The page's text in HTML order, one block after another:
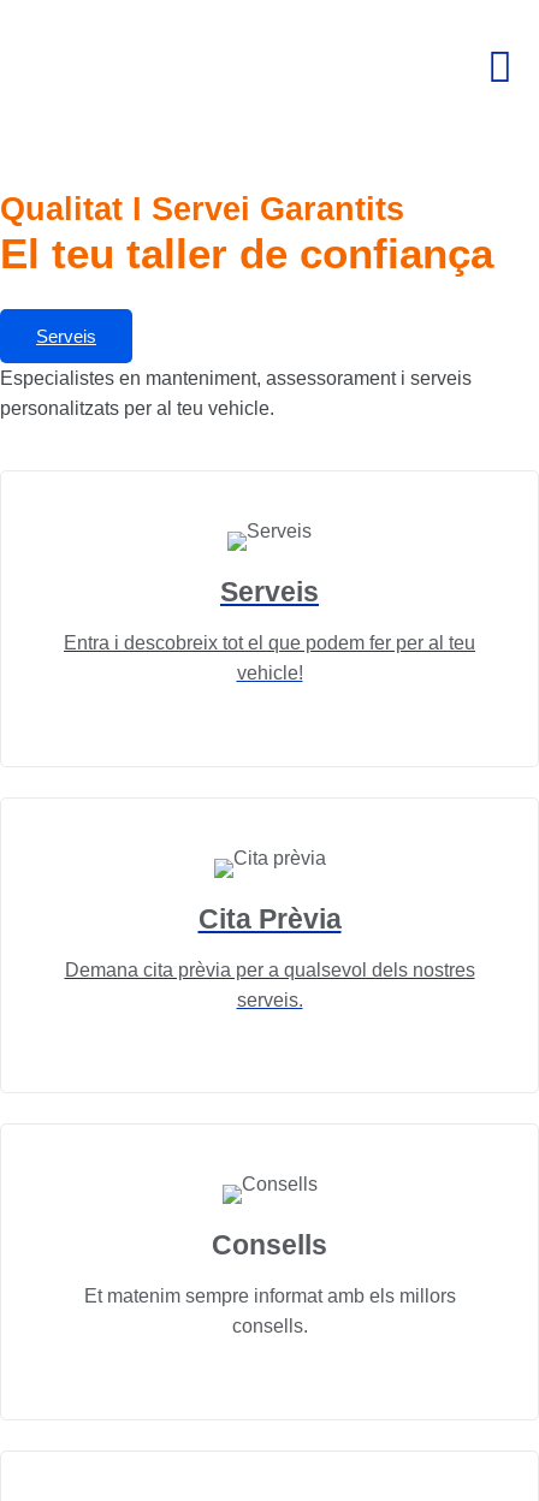
Qualitat I Servei Garantits
El teu taller de confiança
Serveis
Especialistes en manteniment, assessorament i serveis
personalitzats per al teu vehicle.
Serveis
Entra i descobreix tot el que podem fer per al teu
vehicle!
Cita Prèvia
Demana cita prèvia per a qualsevol dels nostres
serveis.
Consells
Et matenim sempre informat amb els millors
consells.